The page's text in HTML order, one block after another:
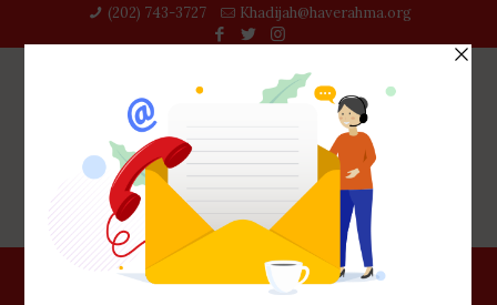
(202) 743-3727‬ Khadijah@haverahma.org